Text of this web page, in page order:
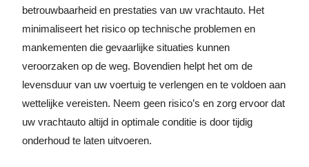
betrouwbaarheid en prestaties van uw vrachtauto. Het
minimaliseert het risico op technische problemen en
mankementen die gevaarlijke situaties kunnen
veroorzaken op de weg. Bovendien helpt het om de
levensduur van uw voertuig te verlengen en te voldoen aan
wettelijke vereisten. Neem geen risico’s en zorg ervoor dat
uw vrachtauto altijd in optimale conditie is door tijdig
onderhoud te laten uitvoeren.